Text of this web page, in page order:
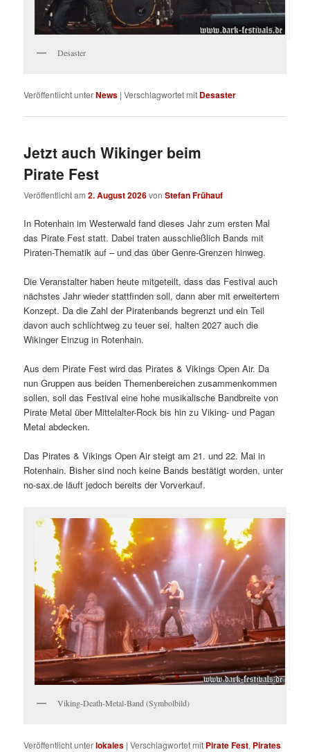
Desaster
Veröffentlicht unterNews |Verschlagwortet mit Desaster
Jetzt auch Wikinger beim
Pirate Fest
Veröffentlicht am2. August 2026vonStefan Frühauf
In Rotenhain im Westerwald fand dieses Jahr zum ersten Mal
das Pirate Fest statt. Dabei traten ausschließlich Bands mit
Piraten-Thematik auf – und das über Genre-Grenzen hinweg.
Die Veranstalter haben heute mitgeteilt, dass das Festival auch
nächstes Jahr wieder stattfinden soll, dann aber mit erweitertem
Konzept. Da die Zahl der Piratenbands begrenzt und ein Teil
davon auch schlichtweg zu teuer sei, halten 2027 auch die
Wikinger Einzug in Rotenhain.
Aus dem Pirate Fest wird das Pirates & Vikings Open Air. Da
nun Gruppen aus beiden Themenbereichen zusammenkommen
sollen, soll das Festival eine hohe musikalische Bandbreite von
Pirate Metal über Mittelalter-Rock bis hin zu Viking- und Pagan
Metal abdecken.
Das Pirates & Vikings Open Air steigt am 21. und 22. Mai in
Rotenhain. Bisher sind noch keine Bands bestätigt worden, unter
no-sax.de läuft jedoch bereits der Vorverkauf.
Viking-Death-Metal-Band (Symbolbild)
Veröffentlicht unterlokales |Verschlagwortet mit Pirate Fest, Pirates